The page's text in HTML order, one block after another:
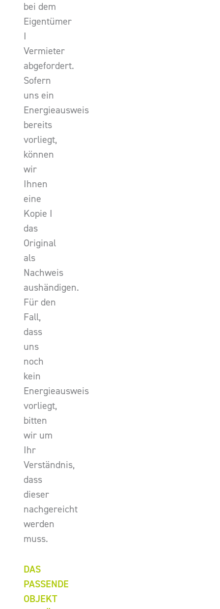
bei dem
Eigentümer
I
Vermieter
abgefordert.
Sofern
uns ein
Energieausweis
bereits
vorliegt,
können
wir
Ihnen
eine
Kopie I
das
Original
als
Nachweis
aushändigen.
Für den
Fall,
dass
uns
noch
kein
Energieausweis
vorliegt,
bitten
wir um
Ihr
Verständnis,
dass
dieser
nachgereicht
werden
muss.
DAS
PASSENDE
OBJEKT